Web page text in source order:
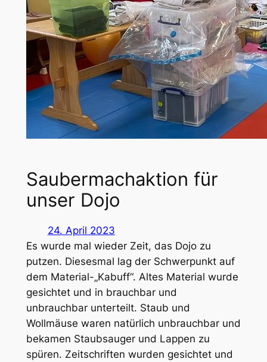
Saubermachaktion für
unser Dojo
24. April 2023
Es wurde mal wieder Zeit, das Dojo zu
putzen. Diesesmal lag der Schwerpunkt auf
dem Material-„Kabuff“. Altes Material wurde
gesichtet und in brauchbar und
unbrauchbar unterteilt. Staub und
Wollmäuse waren natürlich unbrauchbar und
bekamen Staubsauger und Lappen zu
spüren. Zeitschriften wurden gesichtet und